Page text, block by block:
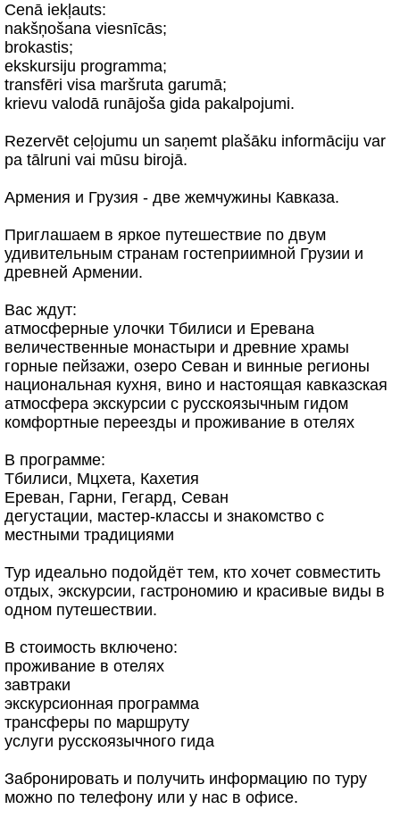
Cenā iekļauts:
nakšņošana viesnīcās;
brokastis;
ekskursiju programma;
transfēri visa maršruta garumā;
krievu valodā runājoša gida pakalpojumi.
Rezervēt ceļojumu un saņemt plašāku informāciju var
pa tālruni vai mūsu birojā.
Армения и Грузия - две жемчужины Кавказа.
Приглашаем в яркое путешествие по двум
удивительным странам гостеприимной Грузии и
древней Армении.
Вас ждут:
атмосферные улочки Тбилиси и Еревана
величественные монастыри и древние храмы
горные пейзажи, озеро Севан и винные регионы
национальная кухня, вино и настоящая кавказская
атмосфера экскурсии с русскоязычным гидом
комфортные переезды и проживание в отелях
В программе:
Тбилиси, Мцхета, Кахетия
Ереван, Гарни, Гегард, Севан
дегустации, мастер-классы и знакомство с
местными традициями
Тур идеально подойдёт тем, кто хочет совместить
отдых, экскурсии, гастрономию и красивые виды в
одном путешествии.
В стоимость включено:
проживание в отелях
завтраки
экскурсионная программа
трансферы по маршруту
услуги русскоязычного гида
Забронировать и получить информацию по туру
можно по телефону или у нас в офисе.